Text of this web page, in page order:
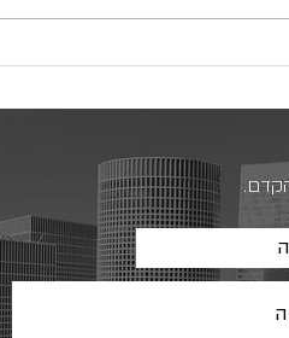
למה חשוב שיהיה לצידכם יועץ נדל"ן